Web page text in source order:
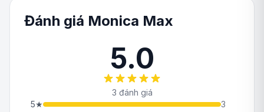
Đánh giá Monica Max
5.0
3 đánh giá
5★
3